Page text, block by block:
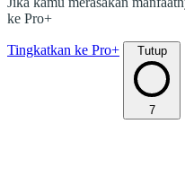
ke Pro+
Tingkatkan ke Pro+ Tutup
7